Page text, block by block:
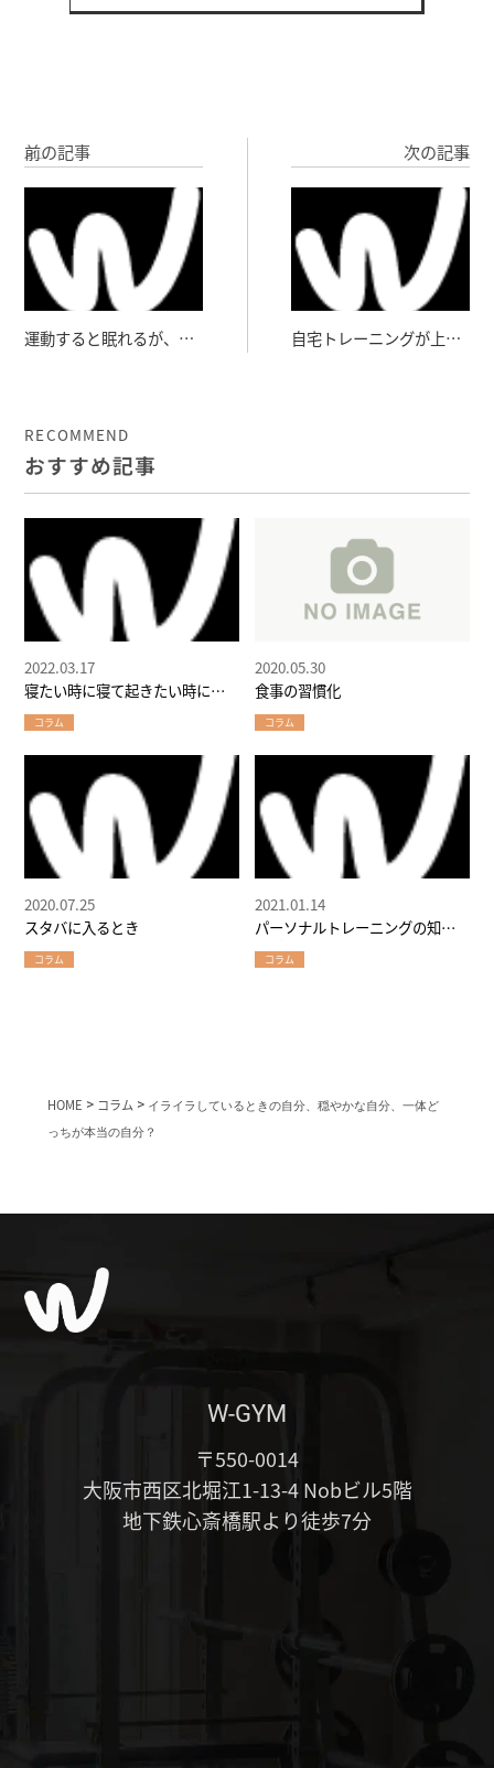
前の記事
運動すると眠れるが、眠
次の記事
自宅トレーニングが上手
RECOMMEND
おすすめ記事
寝たい時に寝て起きたい時に起
きろ
2022.03.17
コラム
食事の習慣化
2020.05.30
コラム
スタバに入るとき
2020.07.25
コラム
パーソナルトレーニングの知ら
れざる実情
2021.01.14
コラム
HOME > コラム> イライラしているときの自分、穏やかな自分、一体ど
っちが本当の自分？
W-GYM
〒550-0014
大阪市西区北堀江1-13-4 Nobビル5階
地下鉄心斎橋駅より徒歩7分